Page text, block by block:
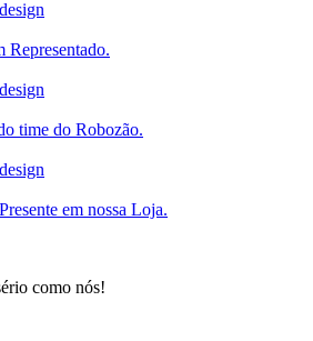
time do Robozão.
em nossa Loja.
como nós!